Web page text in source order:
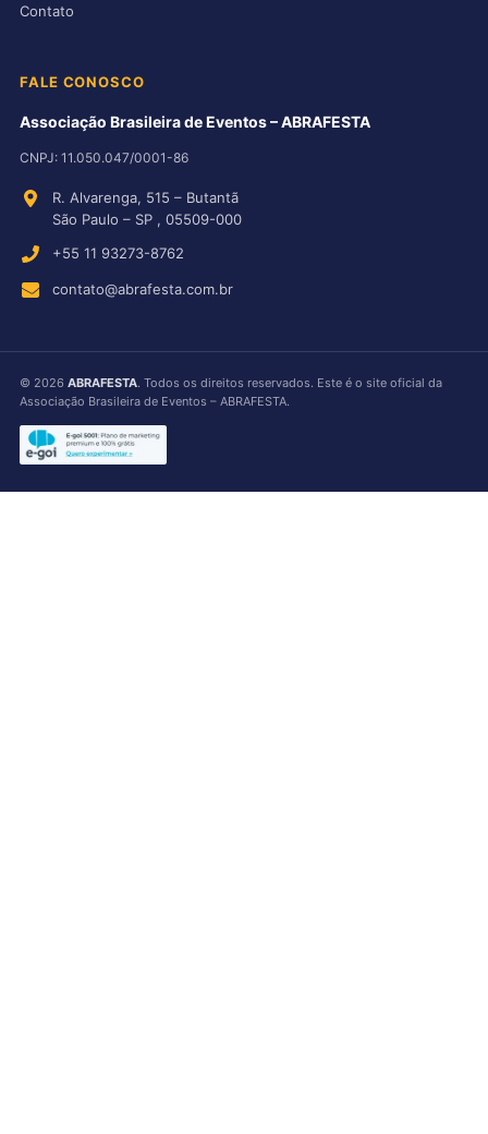
Contato
FALE CONOSCO
Associação Brasileira de Eventos – ABRAFESTA
CNPJ: 11.050.047/0001-86
R. Alvarenga, 515 – Butantã
São Paulo – SP , 05509-000
+55 11 93273-8762
contato@abrafesta.com.br
© 2026 ABRAFESTA. Todos os direitos reservados. Este é o site oficial da
Associação Brasileira de Eventos – ABRAFESTA.